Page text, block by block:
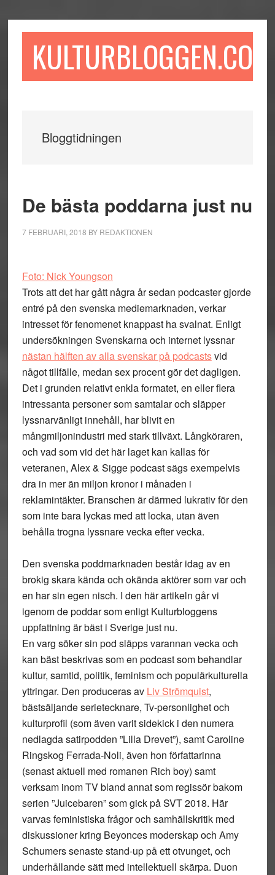
till
till
sidofältet
till
KULTURBLOGGEN.COM
Bloggtidningen
De bästa poddarna just nu
7 FEBRUARI, 2018 BY REDAKTIONEN
Foto: Nick Youngson
Trots att det har gått några år sedan podcaster gjorde
entré på den svenska mediemarknaden, verkar
intresset för fenomenet knappast ha svalnat. Enligt
undersökningen Svenskarna och internet lyssnar
nästan hälften av alla svenskar på podcastsvid
något tillfälle, medan sex procent gör det dagligen.
Det i grunden relativt enkla formatet, en eller flera
intressanta personer som samtalar och släpper
lyssnarvänligt innehåll, har blivit en
mångmiljonindustri med stark tillväxt. Långköraren,
och vad som vid det här laget kan kallas för
veteranen, Alex & Sigge podcast sägs exempelvis
dra in mer än miljon kronor i månaden i
reklamintäkter. Branschen är därmed lukrativ för den
som inte bara lyckas med att locka, utan även
behålla trogna lyssnare vecka efter vecka.
Den svenska poddmarknaden består idag av en
brokig skara kända och okända aktörer som var och
en har sin egen nisch. I den här artikeln går vi
igenom de poddar som enligt Kulturbloggens
uppfattning är bäst i Sverige just nu.
En varg söker sin pod släpps varannan vecka och
kan bäst beskrivas som en podcast som behandlar
kultur, samtid, politik, feminism och populärkulturella
yttringar. Den produceras av Liv Strömquist,
bästsäljande serietecknare, Tv-personlighet och
kulturprofil (som även varit sidekick i den numera
nedlagda satirpodden ”Lilla Drevet”), samt Caroline
Ringskog Ferrada-Noli, även hon författarinna
(senast aktuell med romanen Rich boy) samt
verksam inom TV bland annat som regissör bakom
serien ”Juicebaren” som gick på SVT 2018. Här
varvas feministiska frågor och samhällskritik med
diskussioner kring Beyonces moderskap och Amy
Schumers senaste stand-up på ett otvunget, och
underhållande sätt med intellektuell skärpa. Duon